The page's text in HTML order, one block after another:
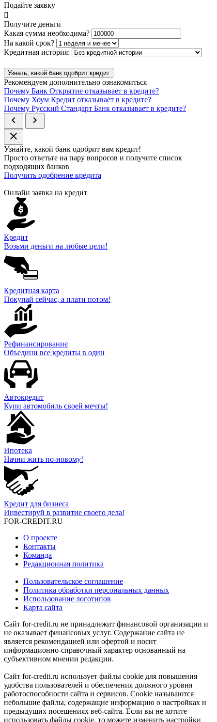
Подайте заявку
Получите деньги
Какая сумма необходима?
На какой срок?
Кредитная история:
Узнать, какой банк одобрит кредит
Рекомендуем дополнительно ознакомиться
Почему Банк Открытие отказывает в кредите?
Почему Хоум Кредит отказывает в кредите?
Почему Русский Стандарт Банк отказывает в кредите?
chevron_left
chevron_right
close
Узнайте, какой банк одобрит вам кредит!
Просто ответьте на пару вопросов и получите список
подходящих банков
Получить одобрение кредита
Онлайн заявка на кредит
Кредит
Возьми деньги на любые цели!
Кредитная карта
Покупай сейчас, а плати потом!
Рефинансирование
Объедини все кредиты в один
Автокредит
Купи автомобиль своей мечты!
Ипотека
Начни жить по-новому!
Кредит для бизнеса
Инвестируй в развитие своего дела!
FOR-CREDIT.RU
О проекте
Контакты
Команда
Редакционная политика
Пользовательское соглашение
Политика обработки персональных данных
Использование логотипов
Карта сайта
Сайт for-credit.ru не принадлежит финансовой организации и
не оказывает финансовых услуг. Содержание сайта не
является рекомендацией или офертой и носит
информационно-справочный характер основанный на
субъективном мнении редакции.
Сайт for-credit.ru использует файлы cookie для повышения
удобства пользователей и обеспечения должного уровня
работоспособности сайта и сервисов. Cookie называются
небольшие файлы, содержащие информацию о настройках и
предыдущих посещениях веб-сайта. Если вы не хотите
использовать файлы cookie, то можете изменить настройки